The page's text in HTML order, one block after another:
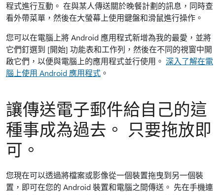
程式進行互動。 在與某人傳送關於晚餐計劃的訊息，同時查
看外帶菜單，然後在大螢幕上使用鍵盤和滑鼠進行操作。
您可以在電腦上將 Android 應用程式新增為我的最愛，並將
它們釘選到 [開始] 功能表和工作列，然後在不同的視窗中開
啟它們，以便與電腦上的應用程式並行使用。 深入了解在電
腦上使用 Android 應用程式 。
讓傳送電子郵件給自己的這
種事成為過去。 只要拖放即
可。
您現在可以透過將檔案或影像從一個裝置拖曳到另一個裝
置，即可在您的 Android 裝置和電腦之間傳送。 先在手機連